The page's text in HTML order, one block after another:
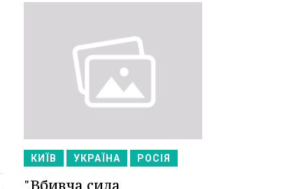
КИЇВ УКРАЇНА РОСІЯ
"Вбивча сила